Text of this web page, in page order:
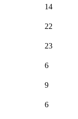
14
22
23
6
9
6